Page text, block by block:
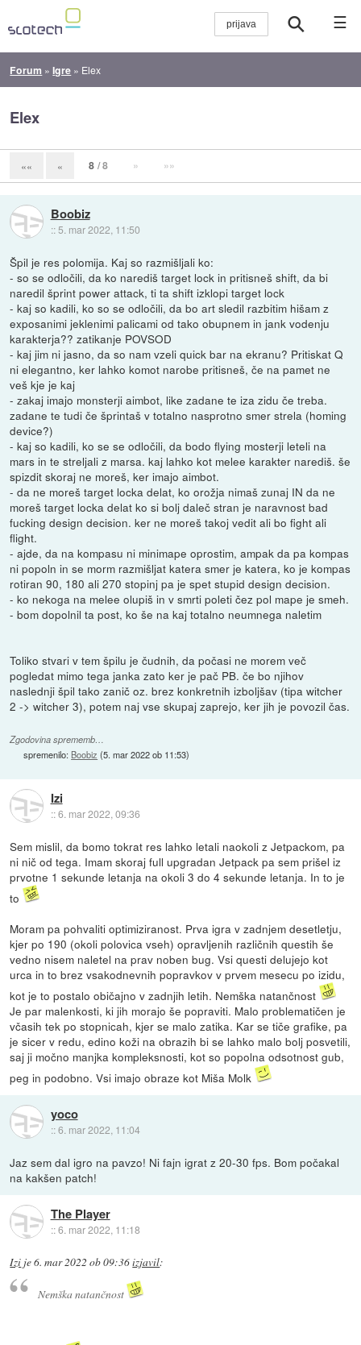
☰
Forum »Igre » Elex
Elex
«« « 8 / 8 » »»
Boobiz
:: 5. mar 2022, 11:50
Špil je res polomija. Kaj so razmišljali ko:
- so se odločili, da ko narediš target lock in pritisneš shift, da bi
naredil šprint power attack, ti ta shift izklopi target lock
- kaj so kadili, ko so se odločili, da bo art sledil razbitim hišam z
exposanimi jeklenimi palicami od tako obupnem in jank vodenju
karakterja?? zatikanje POVSOD
- kaj jim ni jasno, da so nam vzeli quick bar na ekranu? Pritiskat Q
ni elegantno, ker lahko komot narobe pritisneš, če na pamet ne
veš kje je kaj
- zakaj imajo monsterji aimbot, like zadane te iza zidu če treba.
zadane te tudi če šprintaš v totalno nasprotno smer strela (homing
device?)
- kaj so kadili, ko se se odločili, da bodo flying mosterji leteli na
mars in te streljali z marsa. kaj lahko kot melee karakter narediš. še
spizdit skoraj ne moreš, ker imajo aimbot.
- da ne moreš target locka delat, ko orožja nimaš zunaj IN da ne
moreš target locka delat ko si bolj daleč stran je naravnost bad
fucking design decision. ker ne moreš takoj vedit ali bo fight ali
flight.
- ajde, da na kompasu ni minimape oprostim, ampak da pa kompas
ni popoln in se morm razmišljat katera smer je katera, ko je kompas
rotiran 90, 180 ali 270 stopinj pa je spet stupid design decision.
- ko nekoga na melee olupiš in v smrti poleti čez pol mape je smeh.
- bom dopolnil ta post, ko še na kaj totalno neumnega naletim
Toliko stvari v tem špilu je čudnih, da počasi ne morem več
pogledat mimo tega janka zato ker je pač PB. če bo njihov
naslednji špil tako zanič oz. brez konkretnih izboljšav (tipa witcher
2 -> witcher 3), potem naj vse skupaj zaprejo, ker jih je povozil čas.
Zgodovina sprememb…
spremenilo: Boobiz (5. mar 2022 ob 11:53)
Izi
::6. mar 2022, 09:36
Sem mislil, da bomo tokrat res lahko letali naokoli z Jetpackom, pa
ni nič od tega. Imam skoraj full upgradan Jetpack pa sem prišel iz
prvotne 1 sekunde letanja na okoli 3 do 4 sekunde letanja. In to je
to
Moram pa pohvaliti optimiziranost. Prva igra v zadnjem desetletju,
kjer po 190 (okoli polovica vseh) opravljenih različnih questih še
vedno nisem naletel na prav noben bug. Vsi questi delujejo kot
urca in to brez vsakodnevnih popravkov v prvem mesecu po izidu,
kot je to postalo običajno v zadnjih letih. Nemška natančnost
Je par malenkosti, ki jih morajo še popraviti. Malo problematičen je
včasih tek po stopnicah, kjer se malo zatika. Kar se tiče grafike, pa
je sicer v redu, edino koži na obrazih bi se lahko malo bolj posvetili,
saj ji močno manjka kompleksnosti, kot so popolna odsotnost gub,
peg in podobno. Vsi imajo obraze kot Miša Molk
yoco
::6. mar 2022, 11:04
Jaz sem dal igro na pavzo! Ni fajn igrat z 20-30 fps. Bom počakal
na kakšen patch!
The Player
::6. mar 2022, 11:18
Izi je6. mar 2022 ob 09:36izjavil:
Nemška natančnost